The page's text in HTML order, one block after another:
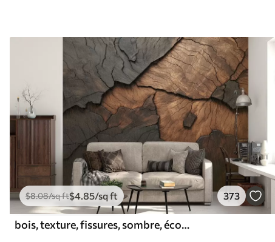
$8.08/sq ft$4.85/sq ft 373
bois, texture, fissures, sombre, écorce, surface